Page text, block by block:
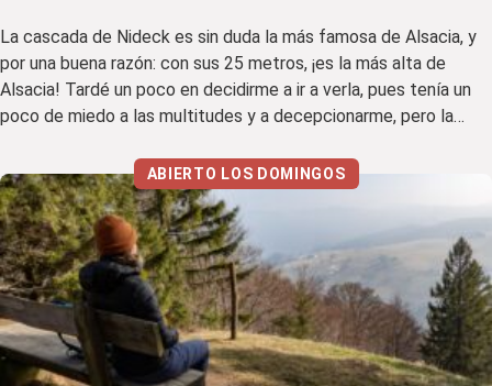
La cascada de Nideck es sin duda la más famosa de Alsacia, y
por una buena razón: con sus 25 metros, ¡es la más alta de
Alsacia! Tardé un poco en decidirme a ir a verla, pues tenía un
poco de miedo a las multitudes y a decepcionarme, pero la
ABIERTO LOS DOMINGOS